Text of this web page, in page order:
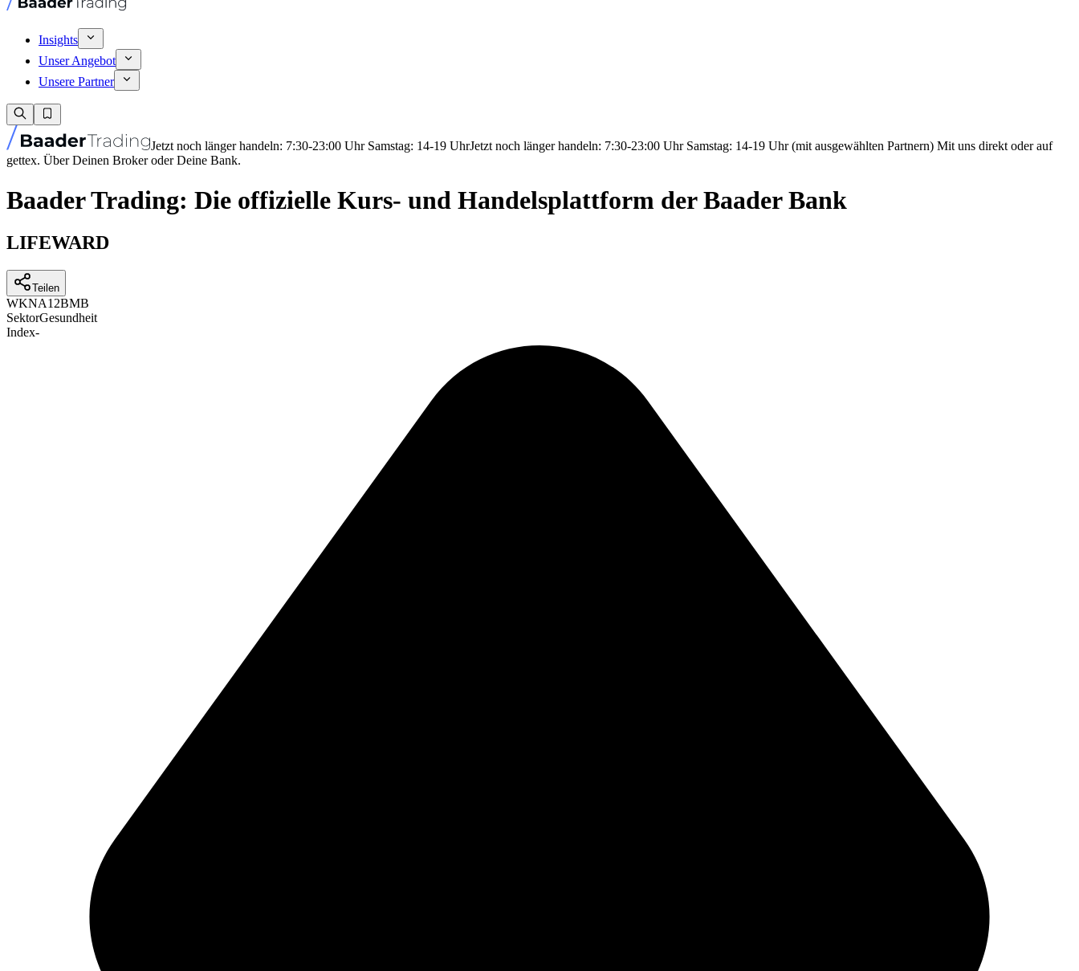
Insights
Unser Angebot
Unsere Partner
Jetzt noch länger handeln: 7:30-23:00 Uhr Samstag: 14-19 UhrJetzt noch länger handeln: 7:30-23:00 Uhr Samstag: 14-19 Uhr (mit ausgewählten Partnern) Mit uns direkt oder auf
gettex. Über Deinen Broker oder Deine Bank.
Baader Trading: Die offizielle Kurs- und Handelsplattform der Baader Bank
LIFEWARD
Teilen
WKNA12BMB
SektorGesundheit
Index-